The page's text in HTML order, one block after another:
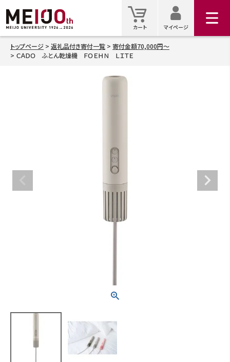
カート
カート
マイ
マイページ
トップページ 返礼品付き寄付一覧
寄付金額70,000円～
ＣＡＤＯ ふとん乾燥機 ＦＯＥＨＮ ＬＩＴＥ
検索